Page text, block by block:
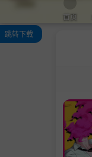
首页
跳转下载